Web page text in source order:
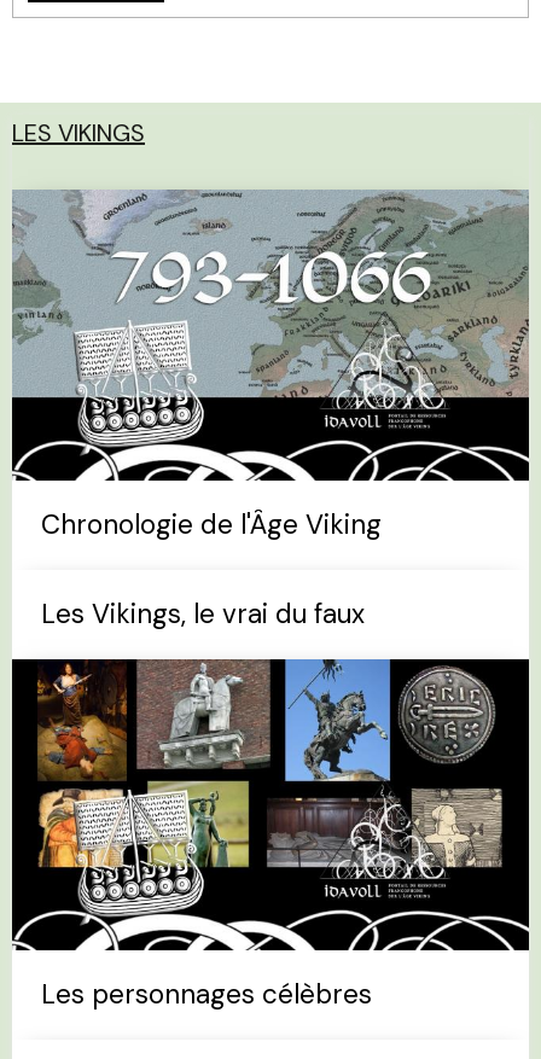
LES VIKINGS
Chronologie de l'Âge Viking
Les Vikings, le vrai du faux
Les personnages célèbres